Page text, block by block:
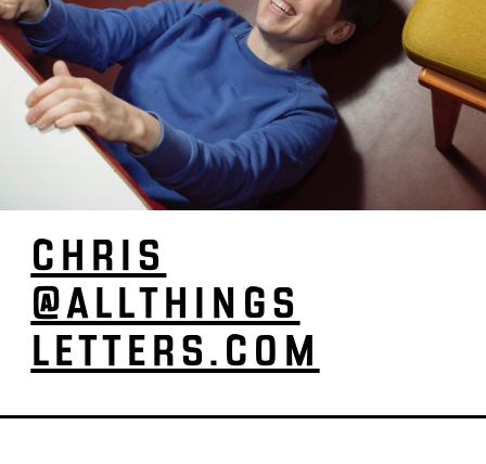
CHRIS
@ALL­­­­­THINGS­­­­­­
LETTERS­­.COM